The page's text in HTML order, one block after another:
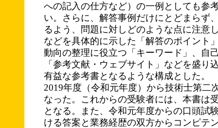
への記入の仕方など）の一例としても参
い。さらに、解答事例だけにとどまらず
るよう、問題に対しどのような点に注意
などを具体的に示した「解答のポイント
動向の整理に役立つ「キーワード」、自
「参考文献・ウェブサイト」などを盛り
有益な参考書となるような構成とした。
2019年度（令和元年度）から技術士第二
なった。これからの受験者には、本書は
となる。また、令和元年度からの口頭試
ける答案と業務経歴の双方からコンピテ